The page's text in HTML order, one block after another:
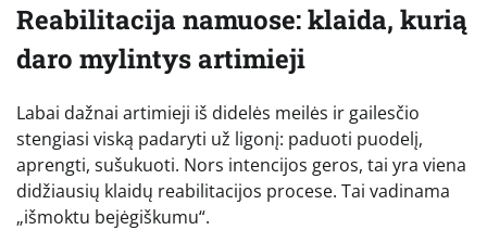
Reabilitacija namuose: klaida, kurią
daro mylintys artimieji
Labai dažnai artimieji iš didelės meilės ir gailesčio
stengiasi viską padaryti už ligonį: paduoti puodelį,
aprengti, sušukuoti. Nors intencijos geros, tai yra viena
didžiausių klaidų reabilitacijos procese. Tai vadinama
„išmoktu bejėgiškumu“.